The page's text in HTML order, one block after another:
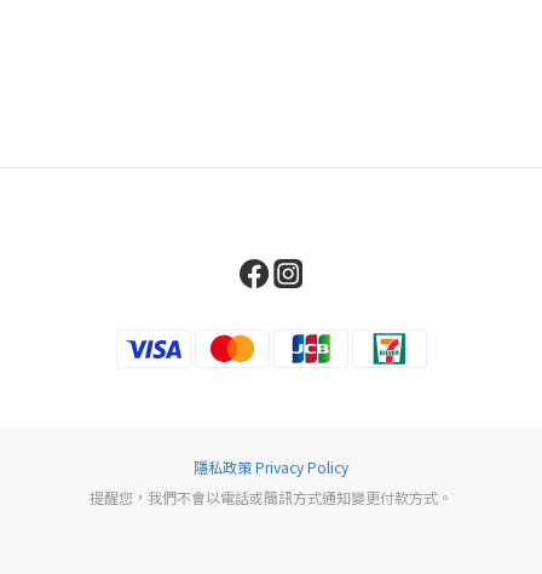
隱私政策 Privacy Policy
提醒您，我們不會以電話或簡訊方式通知變更付款方式。